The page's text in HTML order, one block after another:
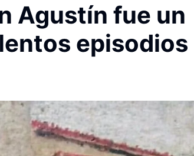
Agustín fue un
episodios